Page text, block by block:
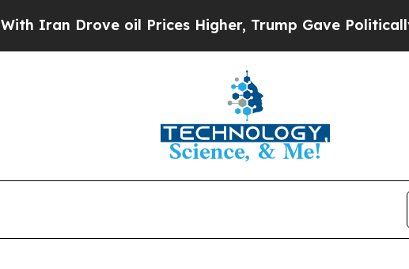
oil Prices Higher, Trump Gave Politically